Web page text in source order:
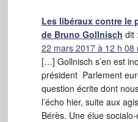
Les libéraux contre le
de Bruno Gollnisch dit :
22 mars 2017 à 12 h 08
[…] Gollnisch s’en est
président Parlement
question écrite dont
l’écho hier, suite aux
Bérès. Une élue